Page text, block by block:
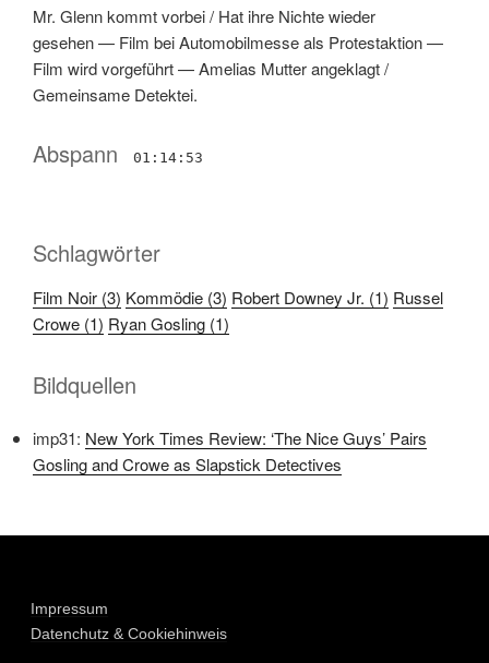
Mr. Glenn kommt vorbei / Hat ihre Nichte wieder
gesehen— Film bei Automobilmesse als Protestaktion—
Film wird vorgeführt—Amelias Mutter angeklagt /
Gemeinsame Detektei.
Abspann 01:14:53
Schlagwörter
Film Noir (3) Kommödie (3) Robert Downey Jr. (1) Russel
Crowe (1) Ryan Gosling (1)
Bildquellen
imp31: New York Times Review: ‘The Nice Guys’ Pairs
Gosling and Crowe as Slapstick Detectives
Impressum
Datenchutz & Cookiehinweis